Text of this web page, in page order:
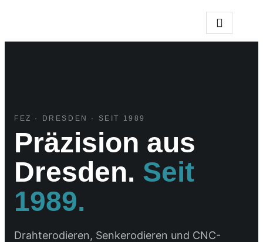
FEZ · DRESDEN · SEIT 1989
Präzision aus
Dresden. Seit
1989.
Drahterodieren, Senkerodieren und CNC-